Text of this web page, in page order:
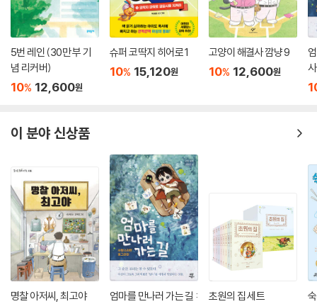
5번 레인 (30만 부 기
념 리커버)
10% 12,600원
슈퍼 코딱지 히어로 1
10% 15,120원
고양이 해결사 깜냥 9
10% 12,600원
이 분야 신상품
명찰 아저씨, 최고야
엄마를 만나러 가는 길 :
초원의 집 세트